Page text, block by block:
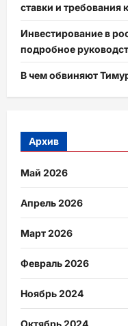
ставки и требования
Инвестирование в
подробное
В чем обвиняют
Архив
Май 2026
Апрель 2026
Март 2026
Февраль 2026
Ноябрь 2024